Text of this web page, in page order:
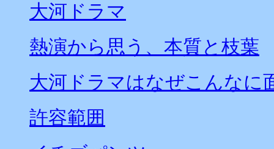
大河ドラマ
熱演から思う、本質と枝葉
大河ドラマはなぜこんなに
許容範囲